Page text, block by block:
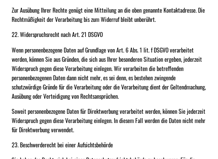
Zur Ausübung Ihrer Rechte genügt eine Mitteilung an die oben genannte Kontaktadresse. Die
Rechtmäßigkeit der Verarbeitung bis zum Widerruf bleibt unberührt.
22. Widerspruchsrecht nach Art. 21 DSGVO
Wenn personenbezogene Daten auf Grundlage von Art. 6 Abs. 1 lit. f DSGVO verarbeitet
werden, können Sie aus Gründen, die sich aus Ihrer besonderen Situation ergeben, jederzeit
Widerspruch gegen diese Verarbeitung einlegen. Wir verarbeiten die betreffenden
personenbezogenen Daten dann nicht mehr, es sei denn, es bestehen zwingende
schutzwürdige Gründe für die Verarbeitung oder die Verarbeitung dient der Geltendmachung,
Ausübung oder Verteidigung von Rechtsansprüchen.
Soweit personenbezogene Daten für Direktwerbung verarbeitet werden, können Sie jederzeit
Widerspruch gegen diese Verarbeitung einlegen. In diesem Fall werden die Daten nicht mehr
für Direktwerbung verwendet.
23. Beschwerderecht bei einer Aufsichtsbehörde